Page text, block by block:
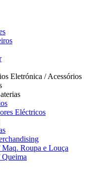
Eletrónica / Acessórios
Eléctricos
Maq. Roupa e Louça
Queima